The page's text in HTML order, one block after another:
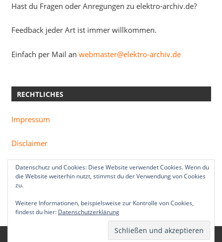
Hast du Fragen oder Anregungen zu elektro-archiv.de?
Feedback jeder Art ist immer willkommen.
Einfach per Mail an webmaster@elektro-archiv.de
RECHTLICHES
Impressum
Disclaimer
Datenschutzerklärung
WordPress Theme: zeeDynamic byThemeZee.
Datenschutz und Cookies: Diese Website verwendet Cookies. Wenn du
die Website weiterhin nutzt, stimmst du der Verwendung von Cookies
zu.
Weitere Informationen, beispielsweise zur Kontrolle von Cookies,
findest du hier: Datenschutzerklärung